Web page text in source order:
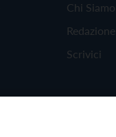
Chi Siamo
Redazione
Scrivici